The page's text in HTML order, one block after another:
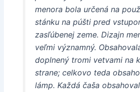
menora bola určená na
stánku na púšti pred
zasľúbenej zeme. Dizajn
veľmi významný.
doplnený tromi vetvami na
strane; celkovo teda
lámp. Každá čaša